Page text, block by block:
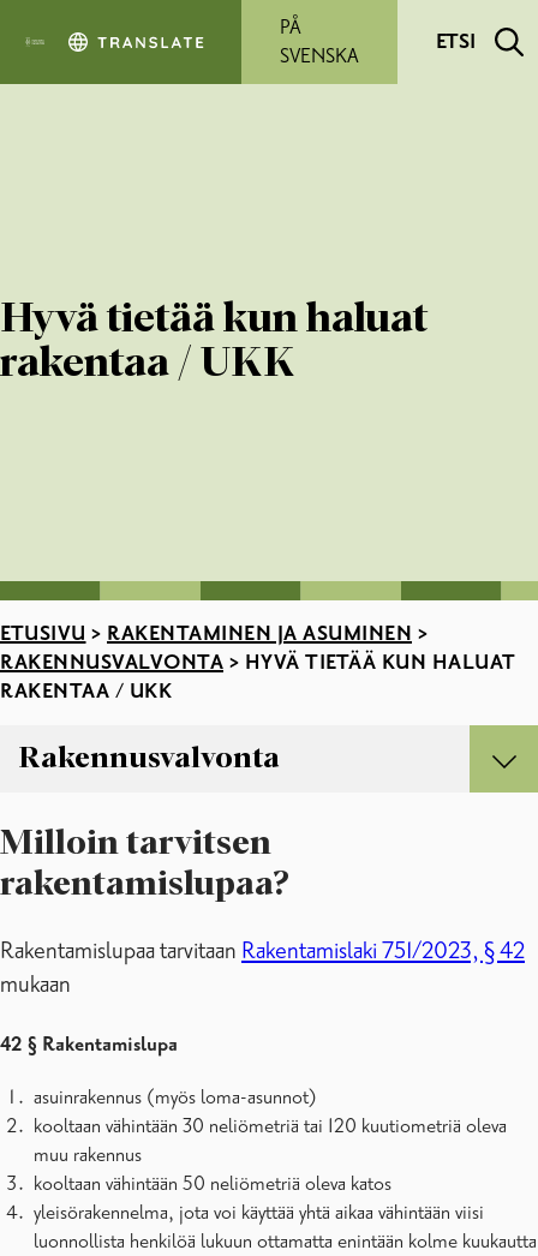
PÅ
SVENSKA
ETSI
Hyvä tietää kun haluat
rakentaa / UKK
ETUSIVU > RAKENTAMINEN JA ASUMINEN >
RAKENNUSVALVONTA > HYVÄ TIETÄÄ KUN HALUAT
RAKENTAA / UKK
Rakennusvalvonta
Ennakkoneuvonta
Hyvä tietää kun haluat rakentaa / UKK
Katselmukset ja tarkastukset
Lupa jätevesijärjestelmän uusimiseen tai saneeraukseen
Lupapiste – hae lupaa netin kautta
Maarakennuslupa
Pääsuunnittelijan tehtävät rakennuslupaprosessin yhteydessä
Rakennuslupa ja liitteet
Rakennusrekisterin korjaus
Rakennusvalvonnan lomakkeet
Rakennusvalvonnan taksat
Rakennusvalvonnan yhteystiedot
Milloin tarvitsen
rakentamislupaa?
Rakentamislupaa tarvitaan Rakentamislaki 751/2023, § 42
mukaan
42 § Rakentamislupa
asuinrakennus (myös loma-asunnot)
kooltaan vähintään 30 neliömetriä tai 120 kuutiometriä oleva
muu rakennus
kooltaan vähintään 50 neliömetriä oleva katos
yleisörakennelma, jota voi käyttää yhtä aikaa vähintään viisi
luonnollista henkilöä lukuun ottamatta enintään kolme kuukautta